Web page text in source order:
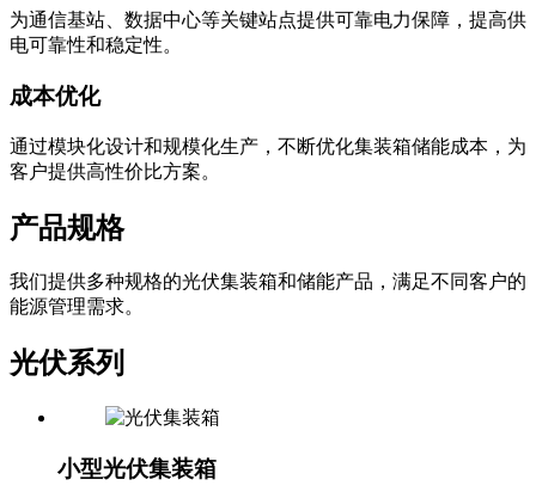
电可靠性和稳定性。
通过模块化设计和规模化生产，不断优化集装箱储能成本，为
客户提供高性价比方案。
我们提供多种规格的光伏集装箱和储能产品，满足不同客户的
能源管理需求。